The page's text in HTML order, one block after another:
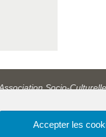
Accepter les
Socio-